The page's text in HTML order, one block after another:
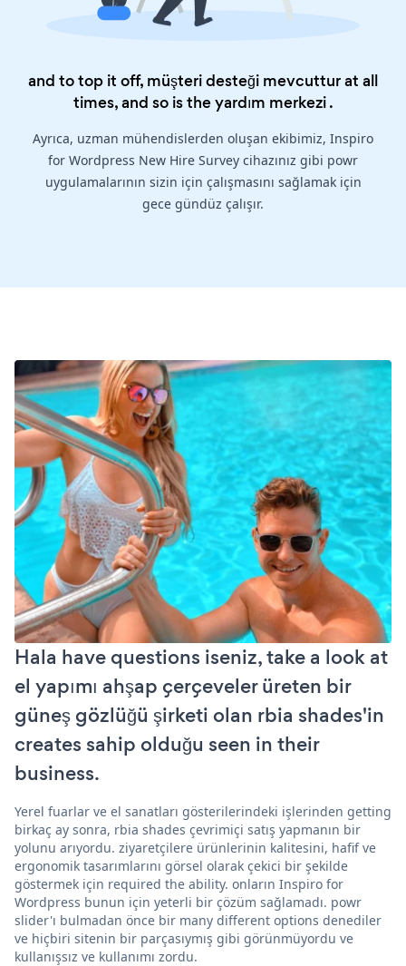
and to top it off, müşteri desteği mevcuttur at all
times, and so is theyardım merkezi.
Ayrıca, uzman mühendislerden oluşan ekibimiz, Inspiro
for Wordpress New Hire Survey cihazınız gibi powr
uygulamalarının sizin için çalışmasını sağlamak için
gece gündüz çalışır.
Hala have questions iseniz, take a look at
el yapımı ahşap çerçeveler üreten bir
güneş gözlüğü şirketi olan rbia shades'in
creates sahip olduğu seen in their
business.
Yerel fuarlar ve el sanatları gösterilerindeki işlerinden getting
birkaç ay sonra, rbia shades çevrimiçi satış yapmanın bir
yolunu arıyordu. ziyaretçilere ürünlerinin kalitesini, hafif ve
ergonomik tasarımlarını görsel olarak çekici bir şekilde
göstermek için required the ability. onların Inspiro for
Wordpress bunun için yeterli bir çözüm sağlamadı. powr
slider'ı bulmadan önce bir many different options denediler
ve hiçbiri sitenin bir parçasıymış gibi görünmüyordu ve
kullanışsız ve kullanımı zordu.